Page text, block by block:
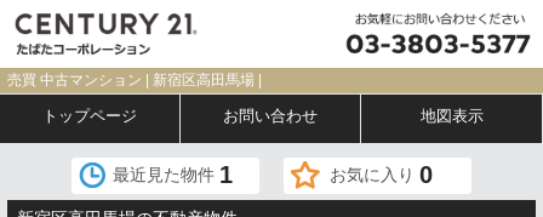
売買 中古マンション | 新宿区高田馬場 |
トップページ お問い合わせ 地図表示
最近見た物件 1 お気に入り 0